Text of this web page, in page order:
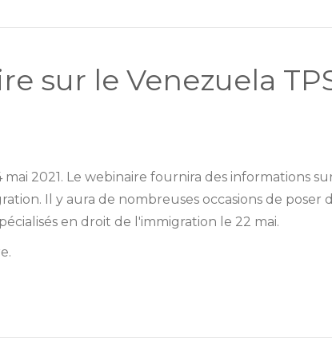
sur le Venezuela
2021. Le webinaire fournira des informations
Il y aura de nombreuses occasions de poser
en droit de l'immigration le 22 mai.